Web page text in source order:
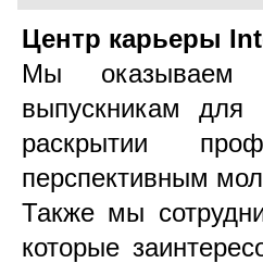
Центр карьеры
Мы оказываем
выпускникам
раскрытии
перспективным
Также мы
которые